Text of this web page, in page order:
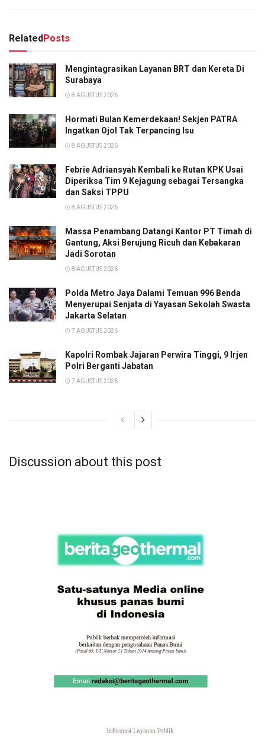
RelatedPosts
Mengintagrasikan Layanan BRT dan Kereta Di
Surabaya
8 AGUSTUS 2026
Hormati Bulan Kemerdekaan! Sekjen PATRA
Ingatkan Ojol Tak Terpancing Isu
8 AGUSTUS 2026
Febrie Adriansyah Kembali ke Rutan KPK Usai
Diperiksa Tim 9 Kejagung sebagai Tersangka
dan Saksi TPPU
8 AGUSTUS 2026
Massa Penambang Datangi Kantor PT Timah di
Gantung, Aksi Berujung Ricuh dan Kebakaran
Jadi Sorotan
8 AGUSTUS 2026
Polda Metro Jaya Dalami Temuan 996 Benda
Menyerupai Senjata di Yayasan Sekolah Swasta
Jakarta Selatan
7 AGUSTUS 2026
Kapolri Rombak Jajaran Perwira Tinggi, 9 Irjen
Polri Berganti Jabatan
7 AGUSTUS 2026
Discussion about this post